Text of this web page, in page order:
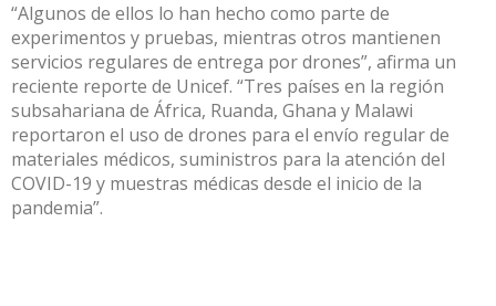
“Algunos de ellos lo han hecho como parte de
experimentos y pruebas, mientras otros mantienen
servicios regulares de entrega por drones”, afirma un
reciente reporte de Unicef. “Tres países en la región
subsahariana de África, Ruanda, Ghana y Malawi
reportaron el uso de drones para el envío regular de
materiales médicos, suministros para la atención del
COVID-19 y muestras médicas desde el inicio de la
pandemia”.